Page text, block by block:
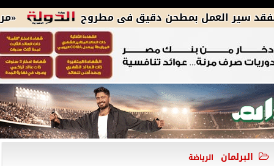
«مركز العمل بمطحن دقيق فى مطروح
البرلمان الرياضة